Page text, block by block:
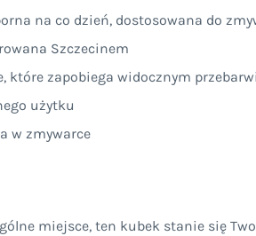
na co dzień, dostosowana do
Szczecinem
które zapobiega widocznym
użytku
w zmywarce
miejsce, ten kubek stanie się